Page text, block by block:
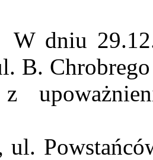
W dniu
B.
z
ul.